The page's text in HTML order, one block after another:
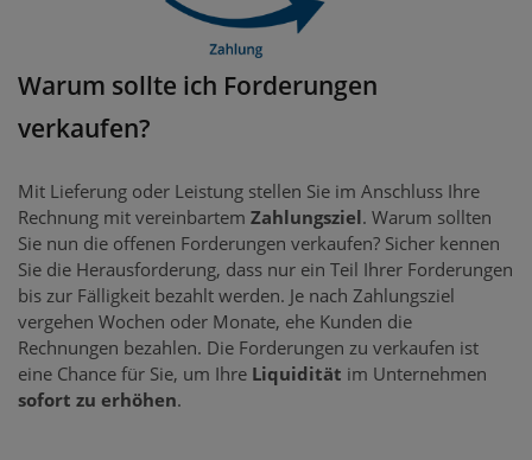
Warum sollte ich Forderungen
verkaufen?
Mit Lieferung oder Leistung stellen Sie im Anschluss Ihre
Rechnung mit vereinbartem Zahlungsziel. Warum sollten
Sie nun die offenen Forderungen verkaufen? Sicher kennen
Sie die Herausforderung, dass nur ein Teil Ihrer Forderungen
bis zur Fälligkeit bezahlt werden. Je nach Zahlungsziel
vergehen Wochen oder Monate, ehe Kunden die
Rechnungen bezahlen. Die Forderungen zu verkaufen ist
eine Chance für Sie, um Ihre Liquidität im Unternehmen
sofort zu erhöhen.